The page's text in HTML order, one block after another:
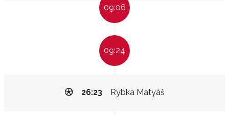
09:06
09:24
Rybka Matyáš
26:23